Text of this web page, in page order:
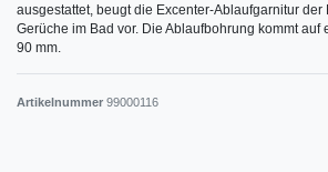
ausgestattet, beugt die Excenter-Ablaufgarnitur
Gerüche im Bad vor. Die Ablaufbohrung kommt auf
90 mm.
Artikelnummer 99000116